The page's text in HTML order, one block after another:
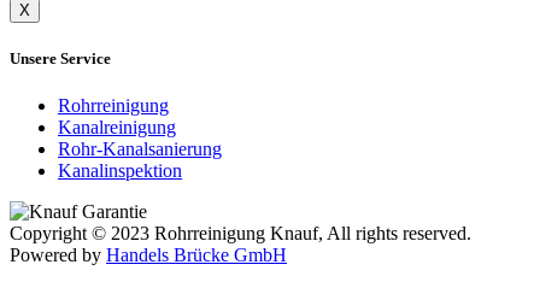
X
Unsere Service
Rohrreinigung
Kanalreinigung
Rohr-Kanalsanierung
Kanalinspektion
Copyright © 2023 Rohrreinigung Knauf, All rights reserved.
Powered by Handels Brücke GmbH